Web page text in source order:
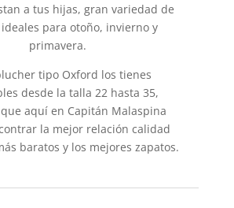
a tus hijas, gran variedad de
para otoño, invierno y
primavera.
tipo Oxford los tienes
desde la talla 22 hasta 35,
aquí en Capitán Malaspina
la mejor relación calidad
baratos y los mejores zapatos.